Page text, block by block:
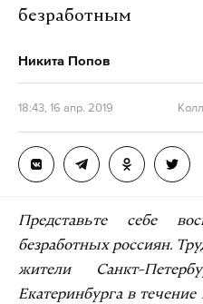
безработным
Никита Попов
18:43, 16 апр. 2019
Представьте себе
безработных россиян.
жители Санкт-
Екатеринбурга в